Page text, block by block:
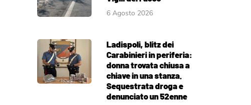
6 Agosto 2026
Ladispoli, blitz dei
Carabinieri in periferia:
donna trovata chiusa a
chiave in una stanza.
Sequestrata droga e
denunciato un 52enne